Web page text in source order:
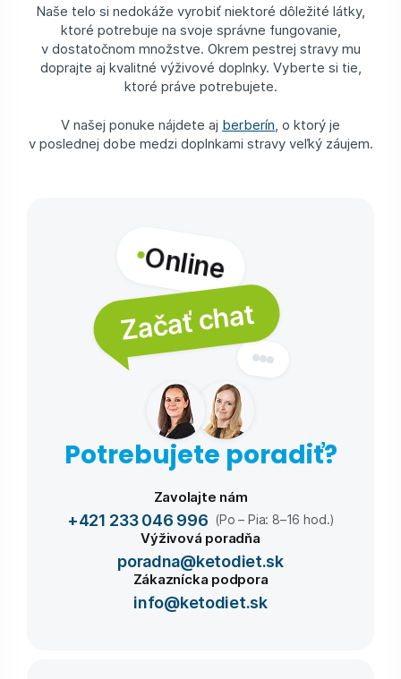
Naše telo si nedokáže vyrobiť niektoré dôležité látky,
ktoré potrebuje na svoje správne fungovanie,
v dostatočnom množstve. Okrem pestrej stravy mu
doprajte aj kvalitné výživové doplnky. Vyberte si tie,
ktoré práve potrebujete.
V našej ponuke nájdete aj berberín, o ktorý je
v poslednej dobe medzi doplnkami stravy veľký záujem.
Online
Začať chat
Potrebujete poradiť?
Zavolajte nám
+421 233 046 996 (Po – Pia: 8–16 hod.)
Výživová poradňa
poradna@ketodiet.sk
Zákaznícka podpora
info@ketodiet.sk